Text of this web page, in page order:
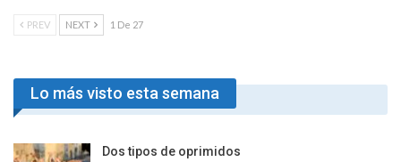
PREV NEXT 1 De 27
Lo más visto esta semana
Dos tipos de oprimidos